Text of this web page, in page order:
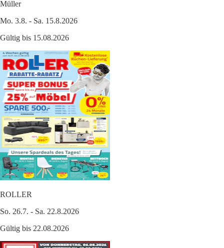
Müller
Mo. 3.8. - Sa. 15.8.2026
Gültig bis 15.08.2026
ROLLER
So. 26.7. - Sa. 22.8.2026
Gültig bis 22.08.2026